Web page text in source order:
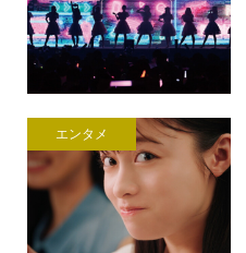
エンタメ